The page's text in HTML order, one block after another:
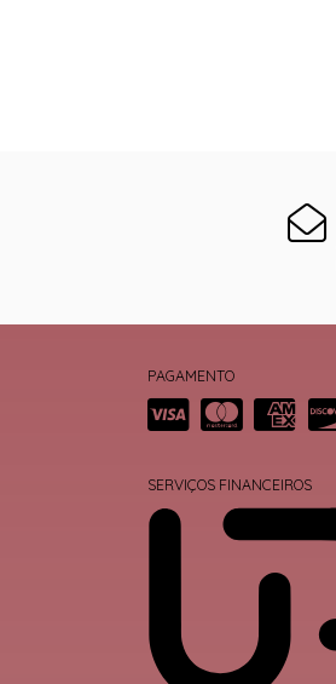
PAGAMENTO
SERVIÇOS FINANCEIROS